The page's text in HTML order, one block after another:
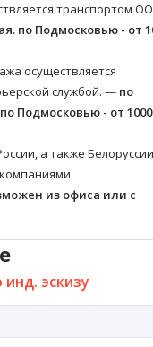
транспортом
по Подмосковью - от
осуществляется
службой. — по
по Подмосковью - от
а также
из офиса или с
эскизу